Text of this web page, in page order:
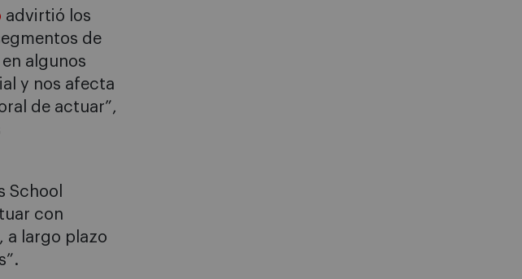
advirtió los
de
algunos
y nos afecta
de actuar”,
School
con
a largo plazo